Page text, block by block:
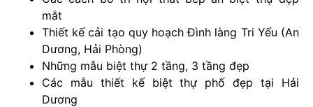
mắt
Thiết kế cải tạo quy hoạch Đình làng Tri Yếu (An
Dương, Hải Phòng)
Những mẫu biệt thự 2 tầng, 3 tầng đẹp
Các mẫu thiết kế biệt thự phố đẹp tại Hải
Dương